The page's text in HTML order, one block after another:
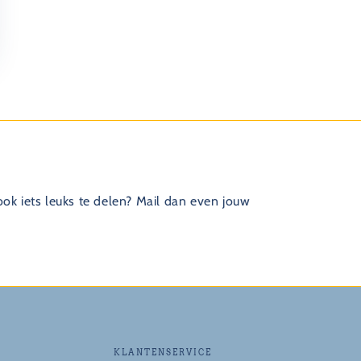
iets leuks te delen? Mail dan even jouw
KLANTENSERVICE